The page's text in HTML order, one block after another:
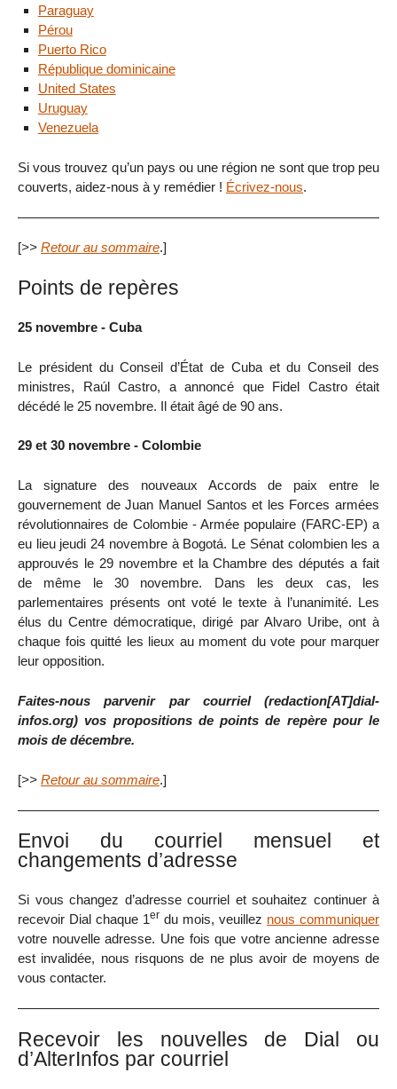
Paraguay
Pérou
Puerto Rico
République dominicaine
United States
Uruguay
Venezuela
Si vous trouvez qu’un pays ou une région ne sont que trop peu
couverts, aidez-nous à y remédier ! Écrivez-nous.
[>> Retour au sommaire.]
Points de repères
25 novembre - Cuba
Le président du Conseil d’État de Cuba et du Conseil des
ministres, Raúl Castro, a annoncé que Fidel Castro était
décédé le 25 novembre. Il était âgé de 90 ans.
29 et 30 novembre - Colombie
La signature des nouveaux Accords de paix entre le
gouvernement de Juan Manuel Santos et les Forces armées
révolutionnaires de Colombie - Armée populaire (FARC-EP) a
eu lieu jeudi 24 novembre à Bogotá. Le Sénat colombien les a
approuvés le 29 novembre et la Chambre des députés a fait
de même le 30 novembre. Dans les deux cas, les
parlementaires présents ont voté le texte à l’unanimité. Les
élus du Centre démocratique, dirigé par Alvaro Uribe, ont à
chaque fois quitté les lieux au moment du vote pour marquer
leur opposition.
Faites-nous parvenir par courriel (redaction[AT]dial-
infos.org) vos propositions de points de repère pour le
mois de décembre.
[>> Retour au sommaire.]
Envoi du courriel mensuel et
changements d’adresse
Si vous changez d’adresse courriel et souhaitez continuer à
recevoir Dial chaque 1er du mois, veuillez nous communiquer
votre nouvelle adresse. Une fois que votre ancienne adresse
est invalidée, nous risquons de ne plus avoir de moyens de
vous contacter.
Recevoir les nouvelles de Dial ou
d’AlterInfos par courriel